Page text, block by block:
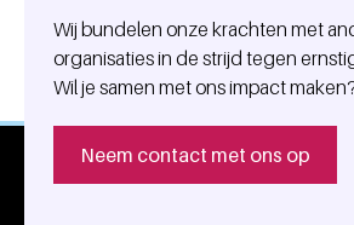
Wij bundelen onze krachten met
organisaties in de strijd tegen
Wil je samen met ons impact
Neem contact met ons op